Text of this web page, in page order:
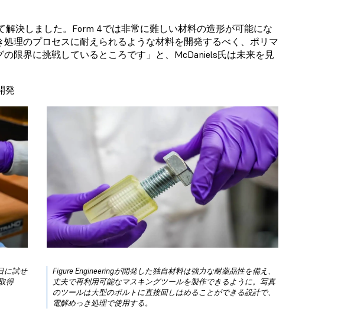
解決しました。Form 4では非常に難しい材料の造形が可能にな
理のプロセスに耐えられるような材料を開発するべく、ポリマ
限界に挑戦しているところです」と、McDaniels氏は未来を見
発
に試せ
得
Figure Engineeringが開発した独自材料は強力な耐薬品性を備え、
丈夫で再利用可能なマスキングツールを製作できるように。写真
のツールは大型のボルトに直接回しはめることができる設計で、
電解めっき処理で使用する。